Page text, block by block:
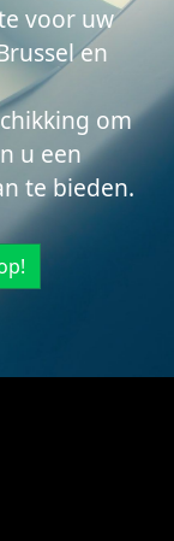
voor uw
en
om
u een
te bieden.